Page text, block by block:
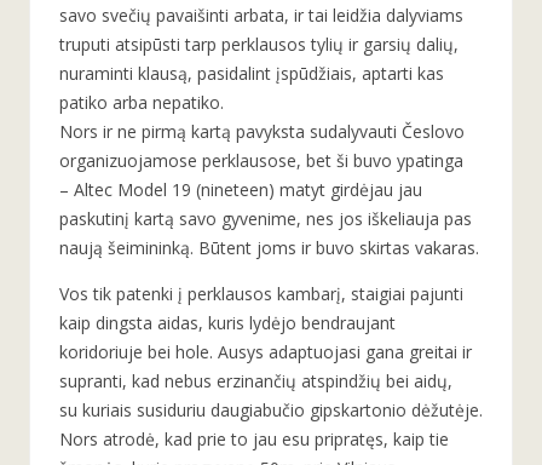
savo svečių pavaišinti arbata, ir tai leidžia dalyviams
truputi atsipūsti tarp perklausos tylių ir garsių dalių,
nuraminti klausą, pasidalint įspūdžiais, aptarti kas
patiko arba nepatiko.
Nors ir ne pirmą kartą pavyksta sudalyvauti Česlovo
organizuojamose perklausose, bet ši buvo ypatinga
– Altec Model 19 (nineteen) matyt girdėjau jau
paskutinį kartą savo gyvenime, nes jos iškeliauja pas
naują šeimininką. Būtent joms ir buvo skirtas vakaras.
Vos tik patenki į perklausos kambarį, staigiai pajunti
kaip dingsta aidas, kuris lydėjo bendraujant
koridoriuje bei hole. Ausys adaptuojasi gana greitai ir
supranti, kad nebus erzinančių atspindžių bei aidų,
su kuriais susiduriu daugiabučio gipskartonio dėžutėje.
Nors atrodė, kad prie to jau esu pripratęs, kaip tie